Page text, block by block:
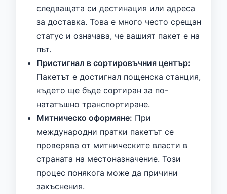
следващата си дестинация или адреса
за доставка. Това е много често срещан
статус и означава, че вашият пакет е на
път.
Пристигнал в сортировъчния център:
Пакетът е достигнал пощенска станция,
където ще бъде сортиран за по-
нататъшно транспортиране.
Митническо оформяне: При
международни пратки пакетът се
проверява от митническите власти в
страната на местоназначение. Този
процес понякога може да причини
закъснения.